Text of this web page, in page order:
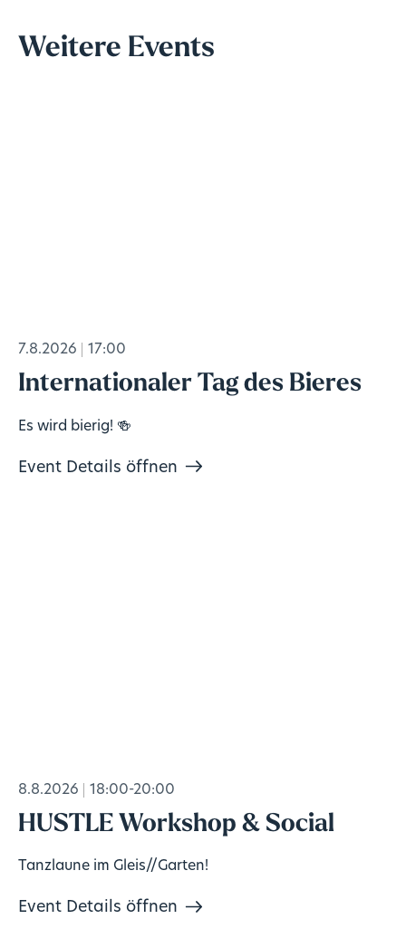
Weitere Events
7.8.2026 17:00
Internationaler Tag des Bieres
Es wird bierig! 🍻
Event Details öffnen
8.8.2026 18:00-20:00
HUSTLE Workshop & Social
Tanzlaune im Gleis//Garten!
Event Details öffnen